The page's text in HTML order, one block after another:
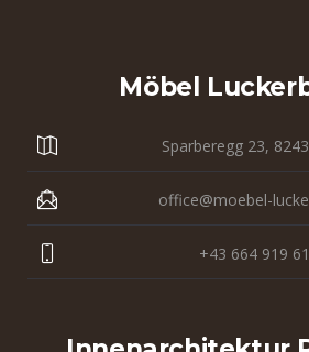
Möbel
Sparberegg 23,
office@moebel-
+43 664 919